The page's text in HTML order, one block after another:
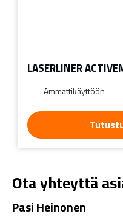
LASERLINER
Ammattikäyttöön
Ota yhteyttä
Pasi Heinonen